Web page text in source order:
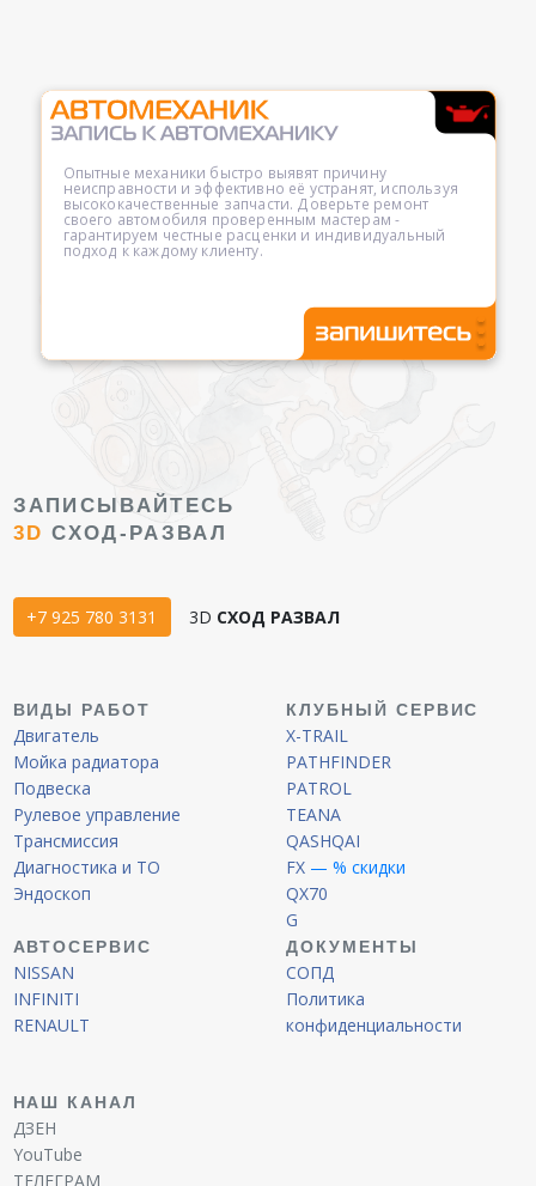
Опытные механики быстро выявят причину
неисправности и эффективно её устранят, используя
высококачественные запчасти. Доверьте ремонт
своего автомобиля проверенным мастерам -
гарантируем честные расценки и индивидуальный
подход к каждому клиенту.
ЗАПИСЫВАЙТЕСЬ
3D СХОД-РАЗВАЛ
+7 925 780 3131 3D СХОД РАЗВАЛ
ВИДЫ РАБОТ
Двигатель
Мойка радиатора
Подвеска
Рулевое управление
Трансмиссия
Диагностика и ТО
Эндоскоп
КЛУБНЫЙ СЕРВИС
X-TRAIL
PATHFINDER
PATROL
TEANA
QASHQAI
FX — % скидки
QX70
G
АВТОСЕРВИС
NISSAN
INFINITI
RENAULT
ДОКУМЕНТЫ
СОПД
Политика
конфиденциальности
НАШ КАНАЛ
ДЗЕН
YouTube
ТЕЛЕГРАМ